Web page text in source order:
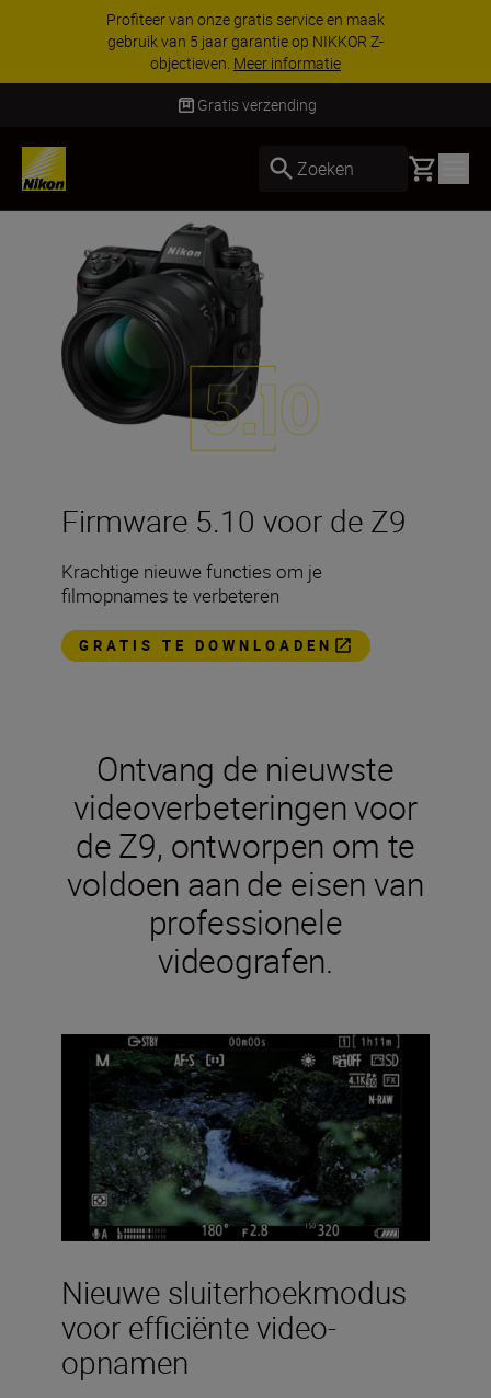
KORTING OP ACCESSOIRES | Bespaar 15% op
geselecteerde accessoires, maak je kit vandaag
nog compleetKoop nu
Gratis verzending
Zoeken Basket
Firmware 5.10 voor de Z9
Krachtige nieuwe functies om je
filmopnames te verbeteren
GRATIS TE DOWNLOADEN
Ontvang de nieuwste
videoverbeteringen voor
de Z9, ontworpen om te
voldoen aan de eisen van
professionele
videografen.
Nieuwe sluiterhoekmodus
voor efficiënte video-
opnamen